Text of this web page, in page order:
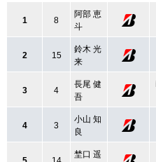
1 8
阿部 恵
斗
2 15
鈴木 光
来
3 4
長尾 健
吾
4 3
小山 知
良
埜口 遥